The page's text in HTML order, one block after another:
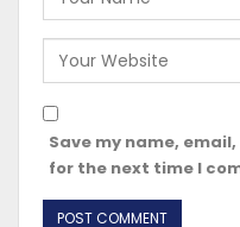
Save my name,
for the next time I